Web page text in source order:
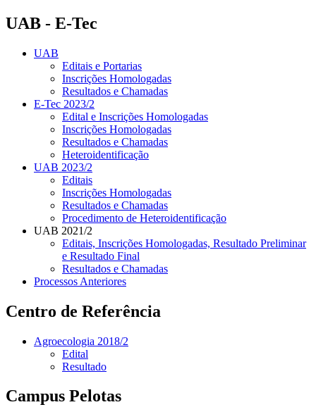
UAB - E-Tec
UAB
Editais e Portarias
Inscrições Homologadas
Resultados e Chamadas
E-Tec 2023/2
Edital e Inscrições Homologadas
Inscrições Homologadas
Resultados e Chamadas
Heteroidentificação
UAB 2023/2
Editais
Inscrições Homologadas
Resultados e Chamadas
Procedimento de Heteroidentificação
UAB 2021/2
Editais, Inscrições Homologadas, Resultado Preliminar
e Resultado Final
Resultados e Chamadas
Processos Anteriores
Centro de Referência
Agroecologia 2018/2
Edital
Resultado
Campus Pelotas